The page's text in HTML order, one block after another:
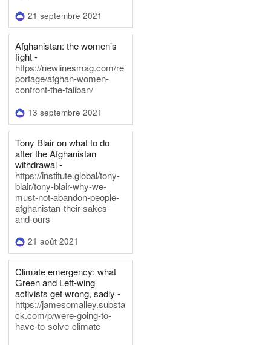
21 septembre 2021
Afghanistan: the women’s
fight -
https://newlinesmag.com/re
portage/afghan-women-
confront-the-taliban/
13 septembre 2021
Tony Blair on what to do
after the Afghanistan
withdrawal -
https://institute.global/tony-
blair/tony-blair-why-we-
must-not-abandon-people-
afghanistan-their-sakes-
and-ours
21 août 2021
Climate emergency: what
Green and Left-wing
activists get wrong, sadly -
https://jamesomalley.substa
ck.com/p/were-going-to-
have-to-solve-climate